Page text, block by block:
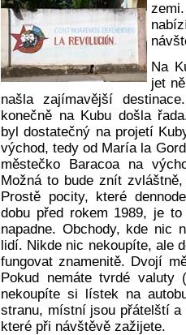
Na
jet
našla zajímavější
konečně na Kubu došla
byl dostatečný na projetí
východ, tedy od María la
městečko Baracoa na
Možná to bude znít
Prostě pocity, které
dobu před rokem 1989, je
napadne. Obchody, kde nic
lidí. Nikde nic nekoupíte, ale
fungovat znamenitě. Dvojí
Pokud nemáte tvrdé valuty
nekoupíte si lístek na
stranu, místní jsou přátelští a
které při návštěvě zažijete.